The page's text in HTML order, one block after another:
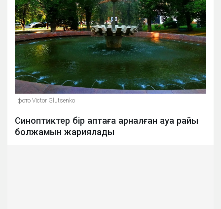
фото Victor Glutsenko
Синоптиктер бір аптаға арналған ауа райы
болжамын жариялады